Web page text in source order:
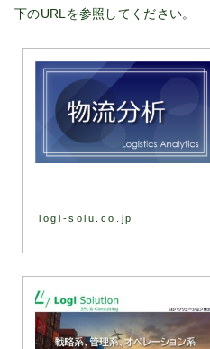
下のURLを参照してください。
logi-solu.co.jp